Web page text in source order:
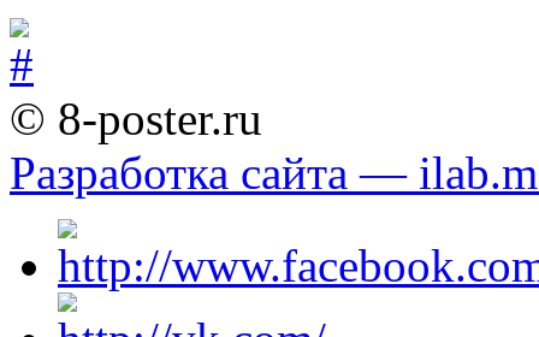
© 8-poster.ru
Разработка сайта —